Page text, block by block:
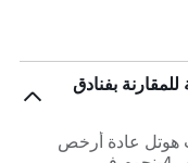
بفنادق
هوتل عادة أرخص